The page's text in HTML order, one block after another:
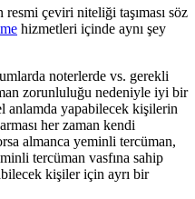
çeviri niteliği taşıması söz
hizmetleri içinde aynı şey
noterlerde vs. gerekli
zorunluluğu nedeniyle iyi bir
anlamda yapabilecek kişilerin
her zaman kendi
almanca yeminli tercüman,
tercüman vasfına sahip
kişiler için ayrı bir